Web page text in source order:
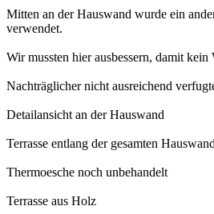
Mitten an der Hauswand wurde ein
verwendet.
Wir mussten hier ausbessern, damit kein
Nachträglicher nicht ausreichend
Detailansicht an der Hauswand
Terrasse entlang der gesamten Hauswand
Thermoesche noch unbehandelt
Terrasse aus Holz